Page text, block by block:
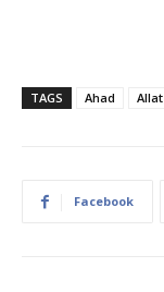
TAGS Ahad Allat
Facebook